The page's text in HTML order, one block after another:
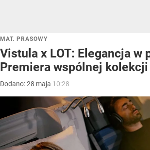
MAT. PRASOWY
Vistula x LOT: Elegancja w
Premiera wspólnej kolekcji
Dodano:28 maja 10:28